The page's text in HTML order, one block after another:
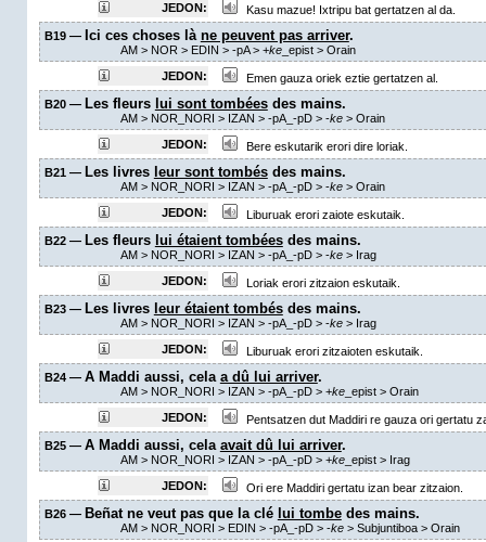
JEDON:
Kasu mazue! Ixtripu bat gertatzen al da.
B19 — Ici ces choses là ne peuvent pas arriver.
AM> NOR > EDIN > -pA> +ke_epist> Orain
JEDON:
Emen gauza oriek eztie gertatzen al.
B20 — Les fleurs lui sont tombéesdes mains.
AM> NOR_NORI > IZAN > -pA_-pD> -ke> Orain
JEDON:
Bere eskutarik erori dire loriak.
B21 — Les livres leur sont tombésdes mains.
AM> NOR_NORI > IZAN > -pA_-pD> -ke> Orain
JEDON:
Liburuak erori zaiote eskutaik.
B22 — Les fleurs lui étaient tombéesdes mains.
AM> NOR_NORI > IZAN > -pA_-pD> -ke> Irag
JEDON:
Loriak erori zitzaion eskutaik.
B23 — Les livres leur étaient tombésdes mains.
AM> NOR_NORI > IZAN > -pA_-pD> -ke> Irag
JEDON:
Liburuak erori zitzaioten eskutaik.
B24 — A Maddi aussi, cela a dû lui arriver.
AM> NOR_NORI > IZAN > -pA_-pD> +ke_epist> Orain
JEDON:
Pentsatzen dut Maddiri re gauza ori gertatu
B25 — A Maddi aussi, cela avait dû lui arriver.
AM> NOR_NORI > IZAN > -pA_-pD> +ke_epist> Irag
JEDON:
Ori ere Maddiri gertatu izan bear zitzaion.
B26 — Beñat ne veut pas que la clé lui tombedes mains.
AM> NOR_NORI > EDIN > -pA_-pD> -ke> Subjuntiboa > Orain